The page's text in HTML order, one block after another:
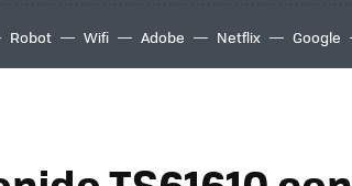
Robot Wifi Adobe Netflix Google